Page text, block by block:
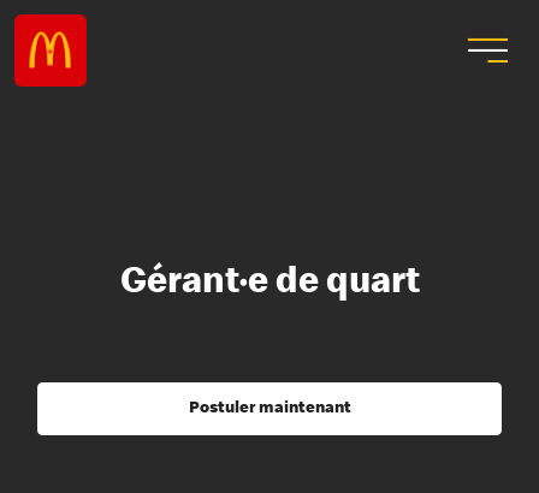
Gérant·e de quart
Postuler maintenant